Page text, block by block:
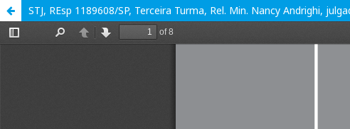
STJ, REsp 1189608/SP, Terceira Turma, Rel. Min. Nancy Andrighi,